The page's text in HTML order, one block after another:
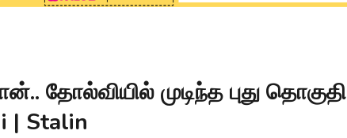
தோல்வியில் முடிந்த புது தொகுதி
| Stalin